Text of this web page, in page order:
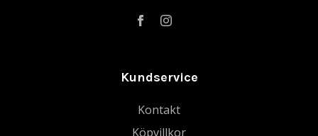
Kundservice
Kontakt
Köpvillkor